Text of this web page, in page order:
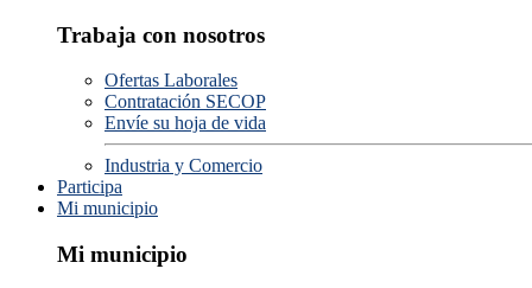
Trabaja con nosotros
Ofertas Laborales
Contratación SECOP
Envíe su hoja de vida
Industria y Comercio
Participa
Mi municipio
Mi municipio